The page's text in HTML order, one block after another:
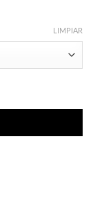
LIMPIAR